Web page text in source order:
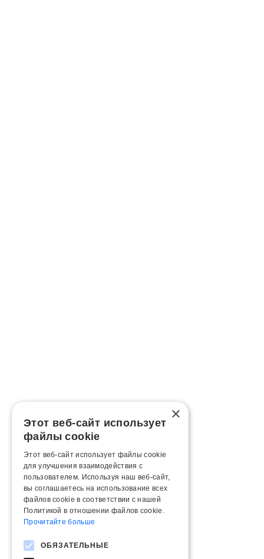
×
Этот веб-сайт использует
файлы cookie
Этот веб-сайт использует файлы cookie
для улучшения взаимодействия с
пользователем. Используя наш веб-сайт,
вы соглашаетесь на использование всех
файлов cookie в соответствии с нашей
Политикой в ​​отношении файлов cookie.
Прочитайте больше
ОБЯЗАТЕЛЬНЫЕ